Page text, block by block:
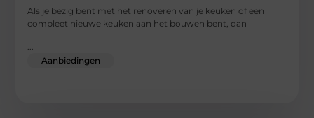
Als je bezig bent met het renoveren van je keuken of een
compleet nieuwe keuken aan het bouwen bent, dan
Aanbiedingen